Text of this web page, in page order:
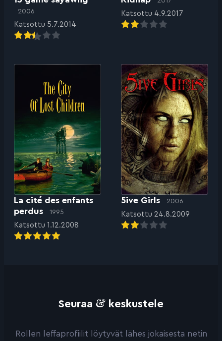
2006
Katsottu 5.7.2014
Katsottu 4.9.2017
La cité des enfants
perdus
1995
Katsottu 1.12.2008
5ive Girls 2006
Katsottu 24.8.2009
Seuraa & keskustele
Rollen leffaprofiilit löytyvät lähes jokaisesta netin